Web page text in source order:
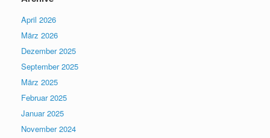
April 2026
März 2026
Dezember 2025
September 2025
März 2025
Februar 2025
Januar 2025
November 2024